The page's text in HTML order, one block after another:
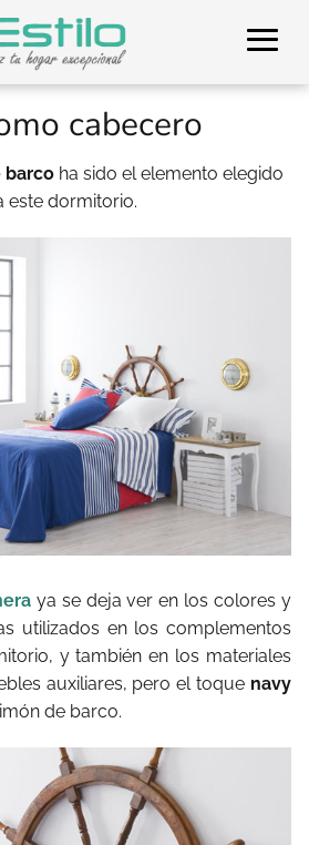
cabecero
barco ha sido el elemento elegido
este dormitorio.
ya se deja ver en los colores y
utilizados en los complementos
y también en los materiales
auxiliares, pero el toque navy
de barco.